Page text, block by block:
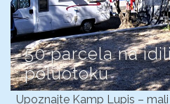
50 parcela na
poluotoku
Upoznajte Kamp Lupis –